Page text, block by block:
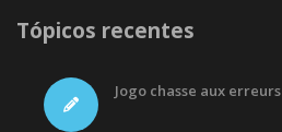
Tópicos recentes
Jogo chasse aux erreurs